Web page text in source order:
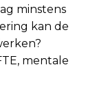
minstens
kan de
mentale